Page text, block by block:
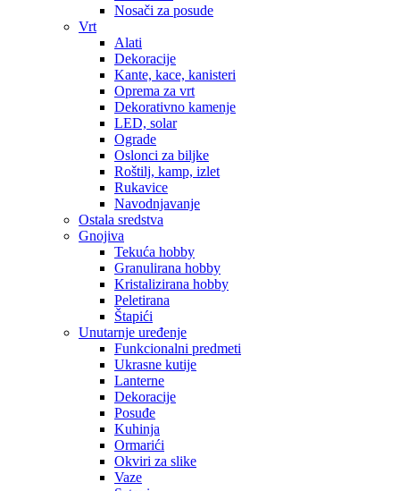
Nosači za posude
Vrt
Alati
Dekoracije
Kante, kace, kanisteri
Oprema za vrt
Dekorativno kamenje
LED, solar
Ograde
Oslonci za biljke
Roštilj, kamp, izlet
Rukavice
Navodnjavanje
Ostala sredstva
Gnojiva
Tekuća hobby
Granulirana hobby
Kristalizirana hobby
Peletirana
Štapići
Unutarnje uređenje
Funkcionalni predmeti
Ukrasne kutije
Lanterne
Dekoracije
Posuđe
Kuhinja
Ormarići
Okviri za slike
Vaze